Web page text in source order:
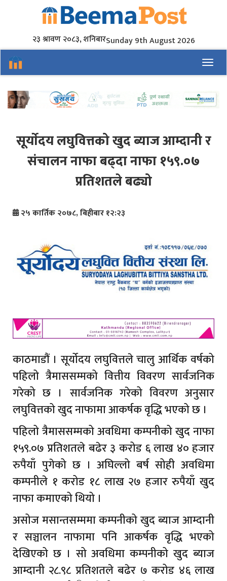
२३ श्रावण २०८३, शनिबारSunday 9th August 2026
सूर्याेदय लघुवित्तको खुद ब्याज आम्दानी र
संचालन नाफा बढ्दा नाफा १५९.०७
प्रतिशतले बढ्यो
२५ कार्तिक २०७८, बिहीबार १२:२३
काठमाडौं । सूर्योदय लघुवित्तले चालु आर्थिक वर्षको
पहिलो त्रैमाससम्मको वित्तीय विवरण सार्वजनिक
गरेको छ । सार्वजनिक गरेको विवरण अनुसार
लघुवित्तको खुद नाफामा आकर्षक वृद्धि भएको छ ।
पहिलो त्रैमाससम्मको अवधिमा कम्पनीको खुद नाफा
१५९.०७ प्रतिशतले बढेर ३ करोड ६ लाख ४० हजार
रुपैयाँ पुगेको छ । अघिल्लो बर्ष सोही अवधिमा
कम्पनीले १ करोड १८ लाख २७ हजार रुपैयाँ खुद
नाफा कमाएको थियो ।
असोज मसान्तसम्ममा कम्पनीको खुद ब्याज आम्दानी
र सञ्चालन नाफामा पनि आकर्षक वृद्धि भएको
देखिएको छ । सो अवधिमा कम्पनीको खुद ब्याज
आम्दानी २८.९८ प्रतिशतले बढेर ७ करोड ४६ लाख